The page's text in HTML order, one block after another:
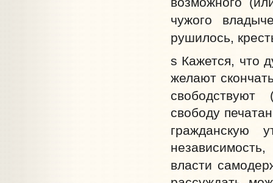
чужого
рушилось,
s Кажется, что
желают
свободствуют
свободу
гражданскую
власти